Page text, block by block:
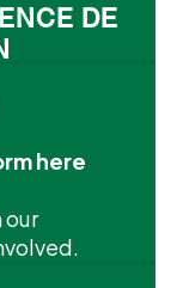
DE
here